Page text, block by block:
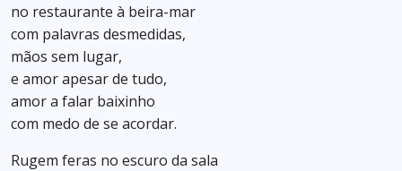
no restaurante à beira-mar
com palavras desmedidas,
mãos sem lugar,
e amor apesar de tudo,
amor a falar baixinho
com medo de se acordar.
Rugem feras no escuro da sala